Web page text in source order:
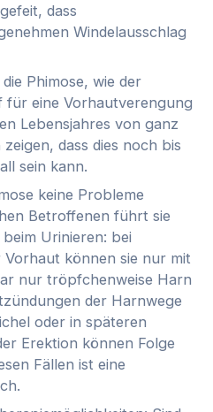
dass
Windelausschlag
Phimose, wie der
für eine Vorhautverengung
Lebensjahres von ganz
dass dies noch bis
sein kann.
keine Probleme
Betroffenen führt sie
Urinieren: bei
können sie nur mit
nur tröpfchenweise Harn
der Harnwege
oder in späteren
Erektion können Folge
Fällen ist eine